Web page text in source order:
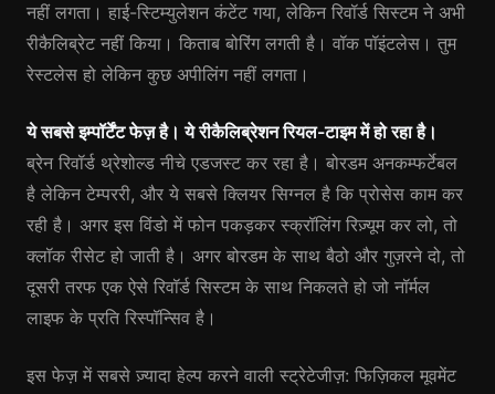
नहीं लगता। हाई-स्टिम्युलेशन कंटेंट गया, लेकिन रिवॉर्ड सिस्टम ने अभी
रीकैलिब्रेट नहीं किया। किताब बोरिंग लगती है। वॉक पॉइंटलेस। तुम
रेस्टलेस हो लेकिन कुछ अपीलिंग नहीं लगता।
ये सबसे इम्पॉर्टेंट फेज़ है। ये रीकैलिब्रेशन रियल-टाइम में हो रहा है।
ब्रेन रिवॉर्ड थ्रेशोल्ड नीचे एडजस्ट कर रहा है। बोरडम अनकम्फर्टेबल
है लेकिन टेम्पररी, और ये सबसे क्लियर सिग्नल है कि प्रोसेस काम कर
रही है। अगर इस विंडो में फोन पकड़कर स्क्रॉलिंग रिज़्यूम कर लो, तो
क्लॉक रीसेट हो जाती है। अगर बोरडम के साथ बैठो और गुज़रने दो, तो
दूसरी तरफ एक ऐसे रिवॉर्ड सिस्टम के साथ निकलते हो जो नॉर्मल
लाइफ के प्रति रिस्पॉन्सिव है।
इस फेज़ में सबसे ज़्यादा हेल्प करने वाली स्ट्रेटेजीज़: फिज़िकल मूवमेंट